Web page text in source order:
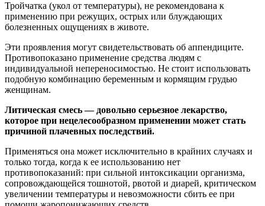
Тройчатка (укол от температуры), не рекомендована к
применению при режущих, острых или блуждающих
болезненных ощущениях в животе.
Эти проявления могут свидетельствовать об аппендиците.
Противопоказано применение средства людям с
индивидуальной непереносимостью. Не стоит использовать
подобную комбинацию беременным и кормящим грудью
женщинам.
Литическая смесь — довольно серьезное лекарство,
которое при нецелесообразном применении может стать
причиной плачевных последствий.
Применяться она может исключительно в крайних случаях и
только тогда, когда к ее использованию нет
противопоказаний: при сильной интоксикации организма,
сопровождающейся тошнотой, рвотой и диарей, критическом
увеличении температуры и невозможности сбить ее при